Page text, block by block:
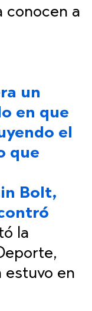
un
en que
el
que
Bolt,
la
estuvo en